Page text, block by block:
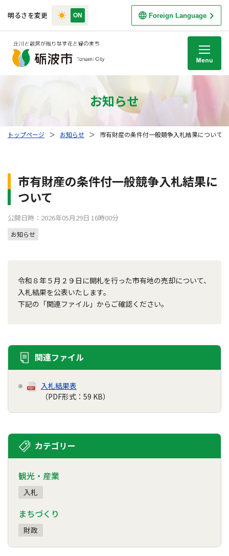
明るさを変更 Foreign Language
お知らせ
トップページ ＞ お知らせ ＞ 市有財産の条件付一般競争入札結果について
市有財産の条件付一般競争入札結果に
ついて
公開日時：2026年05月29日 16時00分
お知らせ
令和８年５月２９日に開札を行った市有地の売却について、
入札結果を公表いたします。
下記の「関連ファイル」からご確認ください。
関連ファイル
入札結果表
（PDF形式：59 KB）
カテゴリー
観光・産業
入札
まちづくり
財政